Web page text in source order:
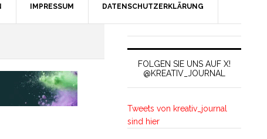
IMPRESSUM DATENSCHUTZERKLÄRUNG
FOLGEN SIE UNS AUF X!
@KREATIV_JOURNAL
Tweets von kreativ_journal
sind hier